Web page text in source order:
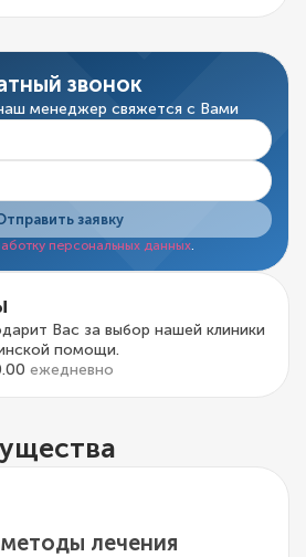
звонок
менеджер свяжется с Вами
Отправить заявку
персональных данных.
Вас за выбор нашей клиники
помощи.
ежедневно
лечения